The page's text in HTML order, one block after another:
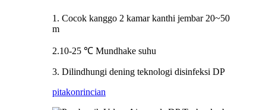
1. Cocok kanggo 2 kamar kanthi jembar 20~50
m
2.10-25 ℃ Mundhake suhu
3. Dilindhungi dening teknologi disinfeksi DP
pitakonrincian